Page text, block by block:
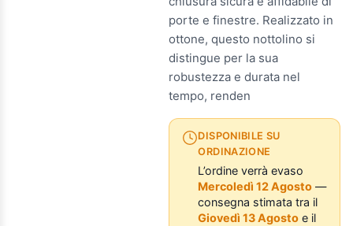
porte e finestre. Realizzato in
ottone, questo nottolino si
distingue per la sua
robustezza e durata nel
tempo, renden
DISPONIBILE SU
ORDINAZIONE
L’ordine verrà evaso
Mercoledì 12 Agosto —
consegna stimata tra il
Giovedì 13 Agosto e il